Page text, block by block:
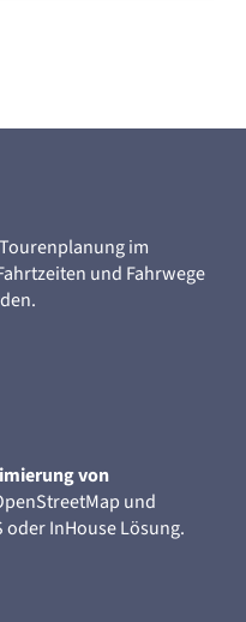
im
und Fahrwege
von
und
InHouse Lösung.